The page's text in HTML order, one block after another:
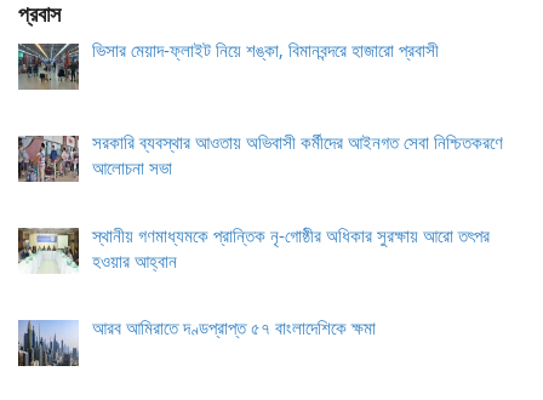
প্রবাস
ভিসার মেয়াদ-ফ্লাইট নিয়ে শঙ্কা, বিমানবন্দরে হাজারো প্রবাসী
সরকারি ব্যবস্থার আওতায় অভিবাসী কর্মীদের আইনগত সেবা নিশ্চিতকরণে
আলোচনা সভা
স্থানীয় গণমাধ্যমকে প্রান্তিক নৃ-গোষ্ঠীর অধিকার সুরক্ষায় আরো তৎপর
হওয়ার আহ্বান
আরব আমিরাতে দণ্ডপ্রাপ্ত ৫৭ বাংলাদেশিকে ক্ষমা